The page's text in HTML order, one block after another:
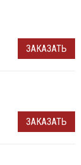
ЗАКАЗАТЬ
ЗАКАЗАТЬ